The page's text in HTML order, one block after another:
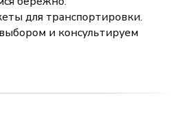
для транспортировки.
и консультируем